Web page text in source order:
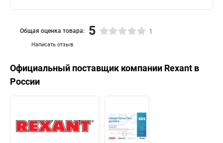
Написать отзыв
Общая оценка товара: 5 1
Официальный поставщик компании Rexant в
России